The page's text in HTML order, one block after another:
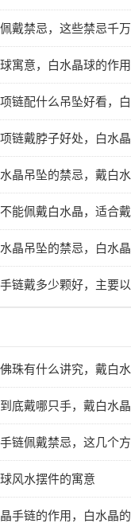
置
戴禁忌，这些禁忌千万
寓意，白水晶球的作用
链配什么吊坠好看，白
的禁忌
链戴脖子好处，白水晶
用
晶吊坠的禁忌，戴白水
禁忌
能佩戴白水晶，适合戴
人群
晶吊坠的禁忌，白水晶
链戴多少颗好，主要以
为宜
珠有什么讲究，戴白水
禁忌
底戴哪只手，戴白水晶
忌
链佩戴禁忌，这几个方
风水摆件的寓意
手链的作用，白水晶的